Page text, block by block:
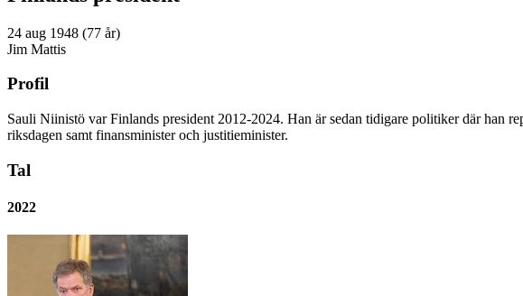
24 aug 1948 (77 år)
Jim Mattis
Profil
Sauli Niinistö var Finlands president 2012-2024. Han är sedan tidigare politiker där han
riksdagen samt finansminister och justitieminister.
Tal
2022